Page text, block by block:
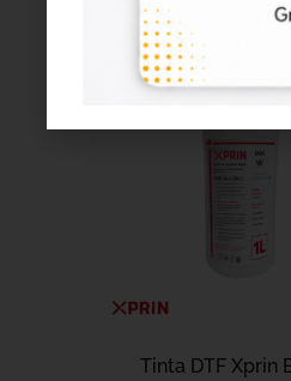
Tinta DTF Xprin